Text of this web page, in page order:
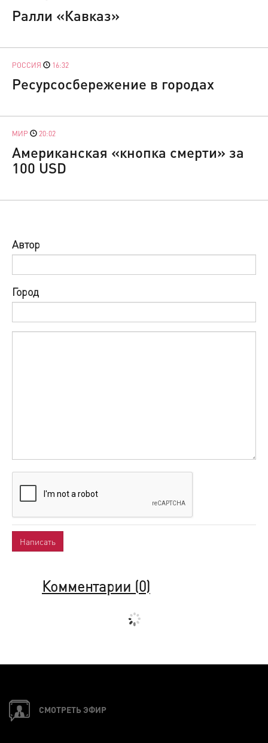
Ралли «Кавказ»
РОССИЯ 16:32
Ресурсосбережение в городах
МИР 20:02
Американская «кнопка смерти» за
100 USD
Автор
Город
Комментарии (0)
СМОТРЕТЬ ЭФИР